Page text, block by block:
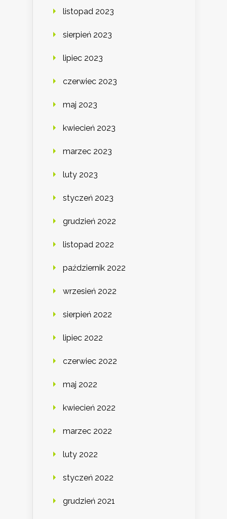
listopad 2023
sierpień 2023
lipiec 2023
czerwiec 2023
maj 2023
kwiecień 2023
marzec 2023
luty 2023
styczeń 2023
grudzień 2022
listopad 2022
październik 2022
wrzesień 2022
sierpień 2022
lipiec 2022
czerwiec 2022
maj 2022
kwiecień 2022
marzec 2022
luty 2022
styczeń 2022
grudzień 2021